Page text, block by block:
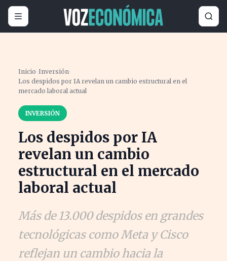
Inicio ›Inversión›
Los despidos por IA revelan un cambio estructural en el
mercado laboral actual
INVERSIÓN
Los despidos por IA
revelan un cambio
estructural en el mercado
laboral actual
Más de 13.000 despidos en grandes
tecnológicas como Meta y Cisco
reflejan un cambio hacia la